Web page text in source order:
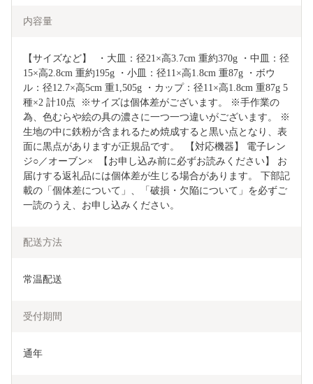
内容量
【サイズなど】  ・大皿：径21×高3.7cm 重約370g ・中皿：径
15×高2.8cm 重約195g ・小皿：径11×高1.8cm 重87g ・ボウ
ル：径12.7×高5cm 重1,505g ・カップ：径11×高1.8cm 重87g 5
種×2 計10点  ※サイズは個体差がございます。 ※手作業の
為、色むらや絵の具の濃さに一つ一つ違いがございます。 ※
生地の中に鉄粉が含まれるため焼成すると黒い点となり、表
面に黒点がありますが正規品です。  【対応機器】 電子レン
ジ○／オーブン×  【お申し込み前に必ずお読みください】 お
届けする返礼品には個体差が生じる場合があります。 下部記
載の「個体差について」、「破損・欠陥について」を必ずご
一読のうえ、お申し込みください。
配送方法
常温配送
受付期間
通年